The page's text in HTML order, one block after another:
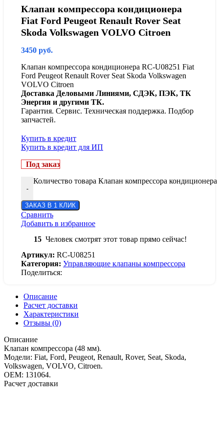
Клапан компрессора кондиционера
Fiat Ford Peugeot Renault Rover Seat
Skoda Volkswagen VOLVO Citroen
3450 руб.
Клапан компрессора кондиционера RC-U08251 Fiat
Ford Peugeot Renault Rover Seat Skoda Volkswagen
VOLVO Citroen
Доставка Деловыми Линиями, СДЭК, ПЭК, ТК
Энергия и другими ТК.
Гарантия. Сервис. Техническая поддержка. Подбор
запчастей.
Купить в кредит
Купить в кредит для ИП
Под заказ
-
Количество товара Клапан компрессора
ЗАКАЗ В 1 КЛИК
Сравнить
Добавить в избранное
15 Человек смотрят этот товар прямо сейчас!
Артикул: RC-U08251
Категория: Управляющие клапаны компрессора
Поделиться:
Описание
Расчет доставки
Характеристики
Отзывы (0)
Описание
Клапан компрессора (48 мм).
Модели: Fiat, Ford, Peugeot, Renault, Rover, Seat, Skoda,
Volkswagen, VOLVO, Citroen.
OEM: 131064.
Расчет доставки